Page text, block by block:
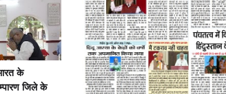
के
जिले के